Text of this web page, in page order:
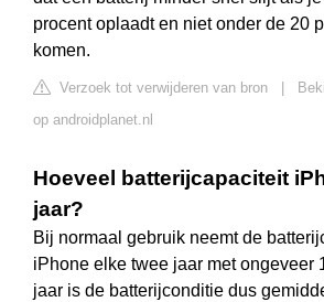
procent oplaadt en niet onder de 20
komen.
Verzoek tot verwijderen van bron
op androidplanet.nl
Hoeveel batterijcapaciteit
jaar?
Bij normaal gebruik neemt de
iPhone elke twee jaar met ongeveer
jaar is de batterijconditie dus